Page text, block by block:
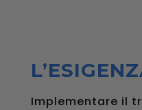
Implementare il